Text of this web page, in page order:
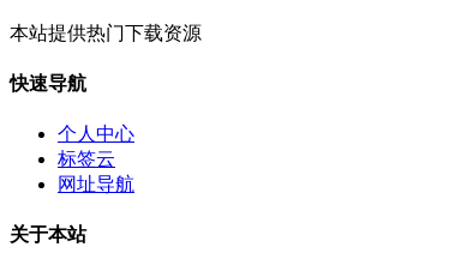
本站提供热门下载资源
快速导航
个人中心
标签云
网址导航
关于本站